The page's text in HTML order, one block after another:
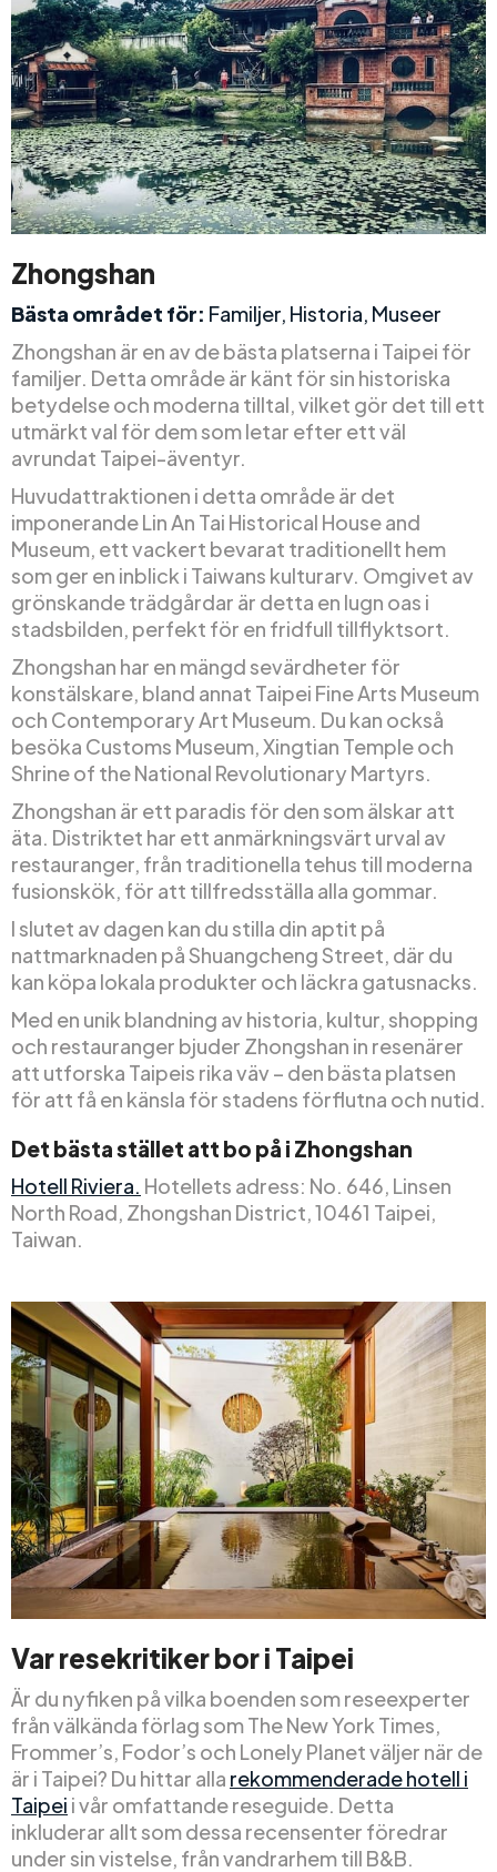
Zhongshan
Bästa området för: Familjer, Historia, Museer
Zhongshan är en av de bästa platserna i Taipei för
familjer. Detta område är känt för sin historiska
betydelse och moderna tilltal, vilket gör det till ett
utmärkt val för dem som letar efter ett väl
avrundat Taipei-äventyr.
Huvudattraktionen i detta område är det
imponerande Lin An Tai Historical House and
Museum, ett vackert bevarat traditionellt hem
som ger en inblick i Taiwans kulturarv. Omgivet av
grönskande trädgårdar är detta en lugn oas i
stadsbilden, perfekt för en fridfull tillflyktsort.
Zhongshan har en mängd sevärdheter för
konstälskare, bland annat Taipei Fine Arts Museum
och Contemporary Art Museum. Du kan också
besöka Customs Museum, Xingtian Temple och
Shrine of the National Revolutionary Martyrs.
Zhongshan är ett paradis för den som älskar att
äta. Distriktet har ett anmärkningsvärt urval av
restauranger, från traditionella tehus till moderna
fusionskök, för att tillfredsställa alla gommar.
I slutet av dagen kan du stilla din aptit på
nattmarknaden på Shuangcheng Street, där du
kan köpa lokala produkter och läckra gatusnacks.
Med en unik blandning av historia, kultur, shopping
och restauranger bjuder Zhongshan in resenärer
att utforska Taipeis rika väv – den bästa platsen
för att få en känsla för stadens förflutna och nutid.
Det bästa stället att bo på i Zhongshan
Hotell Riviera. Hotellets adress: No. 646, Linsen
North Road, Zhongshan District, 10461 Taipei,
Taiwan.
Var resekritiker bor i Taipei
Är du nyfiken på vilka boenden som reseexperter
från välkända förlag som The New York Times,
Frommer’s, Fodor’s och Lonely Planet väljer när de
är i Taipei? Du hittar alla rekommenderade hotell i
Taipei i vår omfattande reseguide. Detta
inkluderar allt som dessa recensenter föredrar
under sin vistelse, från vandrarhem till B&B.